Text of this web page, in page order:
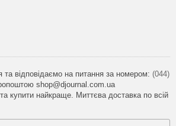
відповідаємо на питання за номером: (044)
shop@djournal.com.ua
купити найкраще. Миттєва доставка по всій